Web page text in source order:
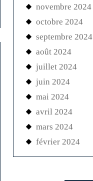
novembre 2024
octobre 2024
septembre 2024
août 2024
juillet 2024
juin 2024
mai 2024
avril 2024
mars 2024
février 2024